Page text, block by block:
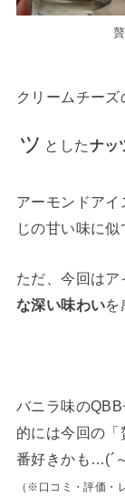
クリームチーズ
ッ としたナッ
アーモンドア
じの甘い味に似
ただ、今回は
な深い味わいを
バニラ味の
的には今回の「
番好きかも…(´
（※口コミ・評価・